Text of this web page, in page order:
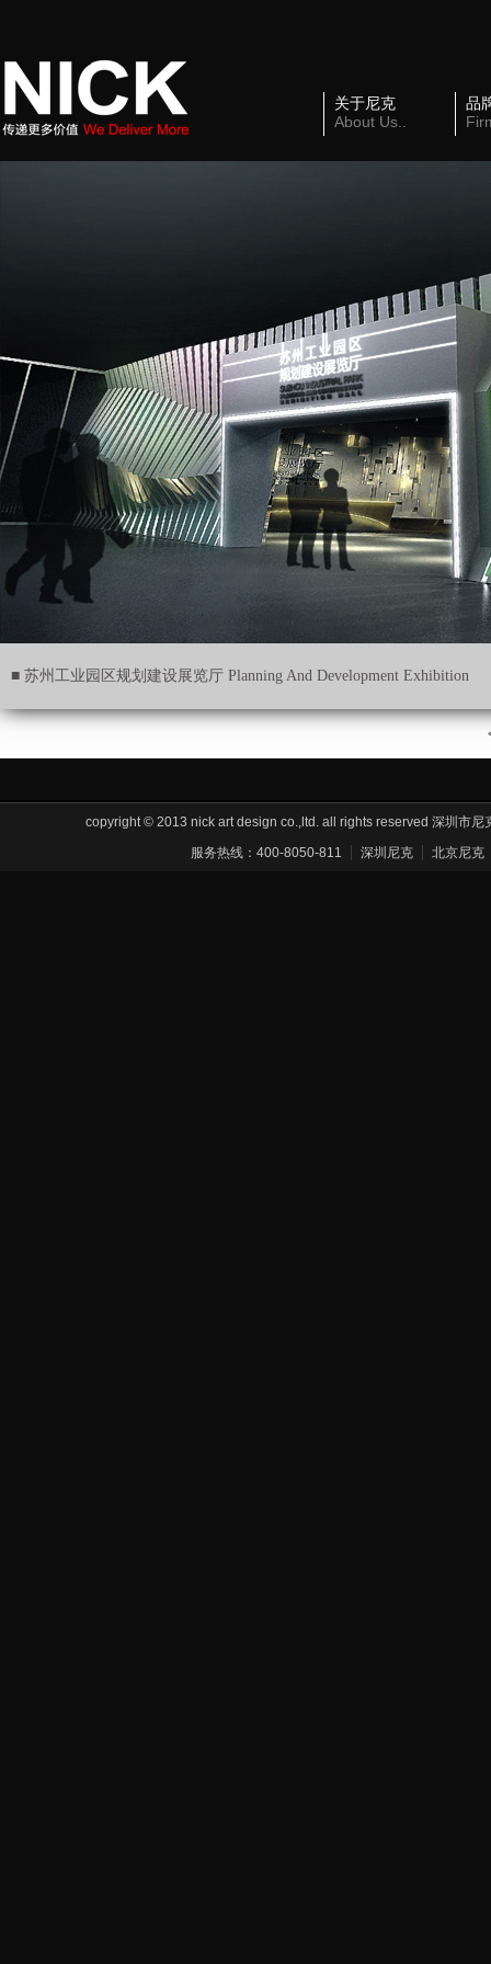
关于尼克
About Us..
品
■ 苏州工业园区规划建设展览厅 Planning And Development Exhibition
copyright © 2013 nick art design co.,ltd. all rights reserved 深圳市尼
服务热线：400-8050-811
深圳尼克 北京尼克